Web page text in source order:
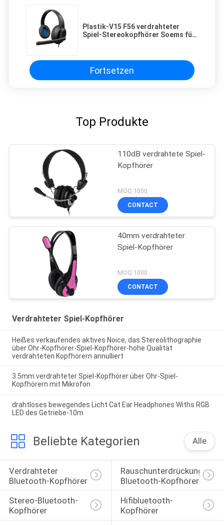
Plastik-V15 F56 verdrahteter
Spiel-Stereokopfhörer Soems für
Fortsetzen
Top Produkte
110dB verdrahtete Spiel-
Kopfhörer
MOQ:1000
CONTACT
40mm verdrahteter
Spiel-Kopfhörer
MOQ:1000
CONTACT
Verdrahteter Spiel-Kopfhörer
Heißes verkaufendes aktives Noice, das Stereolithographie
über Ohr-Kopfhörer-Spiel-Kopfhörer-hohe Qualität
verdrahteten Kopfhörern annulliert
3.5mm verdrahteter Spiel-Kopfhörer über Ohr-Spiel-
Kopfhörern mit Mikrofon
drahtloses bewegendes Licht Cat Ear Headphones Withs RGB
LED des Getriebe-10m
Beliebte Kategorien Alle
Verdrahteter
Bluetooth-Kopfhörer
Rauschunterdrückungs-
Bluetooth-Kopfhörer
Stereo-Bluetooth-
Kopfhörer
Hifibluetooth-
Kopfhörer